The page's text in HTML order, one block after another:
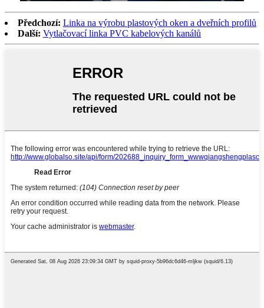
Předchozí: Linka na výrobu plastových oken a dveřních profilů
Další: Vytlačovací linka PVC kabelových kanálů